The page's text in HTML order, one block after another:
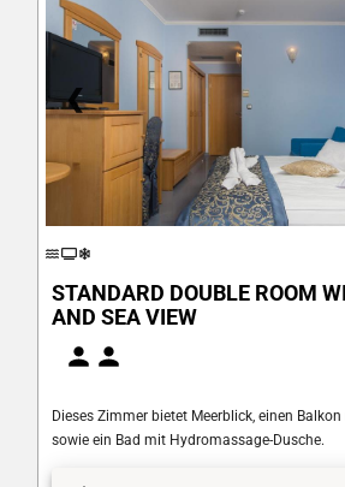
❮
STANDARD DOUBLE ROOM
AND SEA VIEW
Dieses Zimmer bietet Meerblick, einen
sowie ein Bad mit Hydromassage-Dusche.